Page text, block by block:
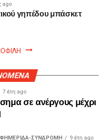
ago
γηπέδου μπάσκετ
7 έτη ago
σε ανέργους μέχρι
ΣΥΝΔΡΟΜΗ 9 έτη ago